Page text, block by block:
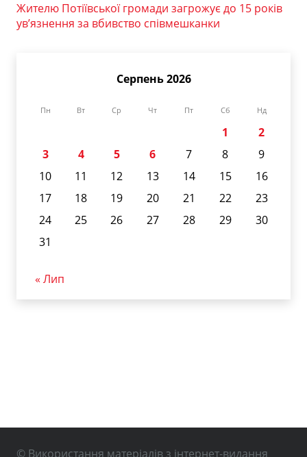
Жителю Потіївської громади загрожує до 15 років
ув’язнення за вбивство співмешканки
Серпень 2026
Пн Вт Ср Чт Пт Сб Нд
1
2
3
4 5 6 7 8
9
10
11 12 13 14 15
16
17
18 19 20 21 22
23
24
25 26 27 28 29
30
31
« Лип
© Використання матеріалів з інтернет-видання